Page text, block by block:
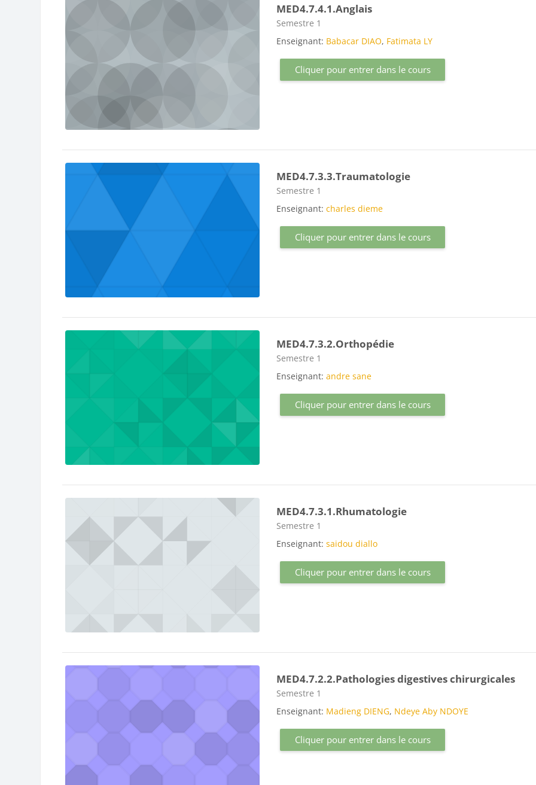
MED4.7.4.1.Anglais
Catégorie de cours
Semestre 1
Enseignant: Babacar DIAO, Fatimata LY
Cliquer pour entrer dans le cours
MED4.7.3.3.Traumatologie
Catégorie de cours
Semestre 1
Enseignant:charles dieme
Cliquer pour entrer dans le cours
MED4.7.3.2.Orthopédie
Catégorie de cours
Semestre 1
Enseignant:andre sane
Cliquer pour entrer dans le cours
MED4.7.3.1.Rhumatologie
Catégorie de cours
Semestre 1
Enseignant:saidou diallo
Cliquer pour entrer dans le cours
MED4.7.2.2.Pathologies digestives chirurgicales
Catégorie de cours
Semestre 1
Enseignant: Madieng DIENG, Ndeye Aby NDOYE
Cliquer pour entrer dans le cours